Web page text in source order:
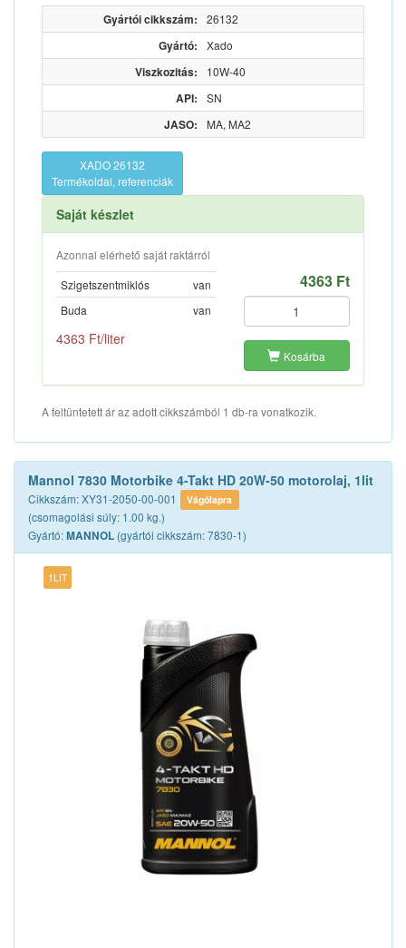
Gyártói cikkszám: 26132
Gyártó: Xado
Viszkozitás: 10W-40
API: SN
JASO: MA, MA2
XADO 26132
Termékoldal, referenciák
Saját készlet
Azonnal elérhető saját raktárról
Szigetszentmiklós
van
Buda
van
4363 Ft/liter
4363 Ft
Kosárba
A feltüntetett ár az adott cikkszámból 1 db-ra vonatkozik.
Mannol 7830 Motorbike 4-Takt HD 20W-50 motorolaj, 1lit
Cikkszám: XY31-2050-00-001 Vágólapra
(csomagolási súly: 1.00 kg.)
Gyártó:MANNOL (gyártói cikkszám: 7830-1)
1LIT